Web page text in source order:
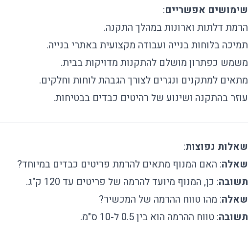
שימושים אפשריים:
הרמת דלתות וארונות במהלך התקנה.
תמיכה בלוחות בנייה ועבודה מקצועית באתרי בנייה.
משמש כפתרון מושלם להתקנות מדויקות בבית.
מתאים למתקנים ונגרים לצורך הגבהת לוחות וחלקים.
עוזר בהתקנה ושינוע של רהיטים כבדים בבטיחות.
שאלות נפוצות:
שאלה: האם המנוף מתאים להרמת פריטים כבדים במיוחד?
תשובה: כן, המנוף מיועד להרמה של פריטים עד 120 ק"ג.
שאלה: מהו טווח ההרמה של המכשיר?
תשובה: טווח ההרמה הוא בין 0.5 ל-10 ס"מ.